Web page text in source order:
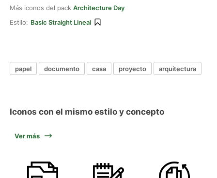
Más iconos del pack Architecture Day
Estilo: Basic Straight Lineal
papel documento casa proyecto arquitectura
Iconos con el mismo estilo y concepto
Ver más